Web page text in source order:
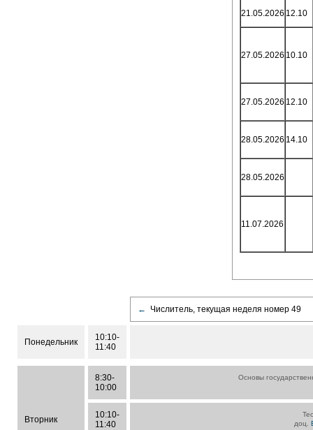
21.05.2026 12.10
27.05.2026 10.10
27.05.2026 12.10
28.05.2026 14.10
28.05.2026
11.07.2026
← Числитель, текущая неделя номер 49
Понедельник
10:10-
11:40
Вторник
8:30-
10:00
Основы
10:10-
11:40
доц.